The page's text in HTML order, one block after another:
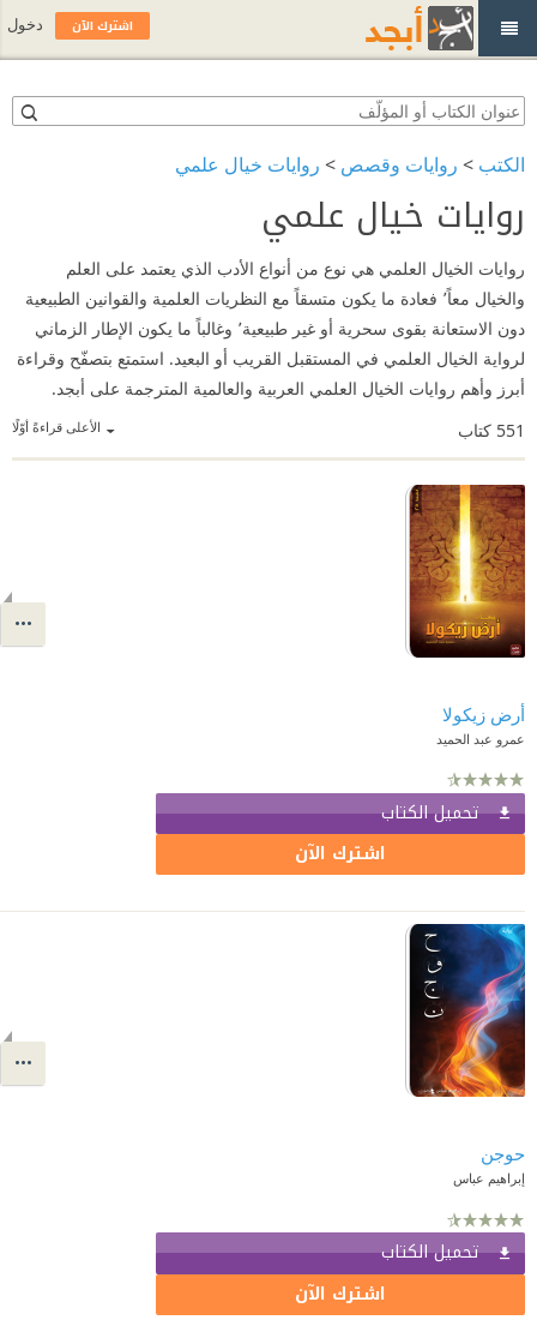
الكتب > روايات وقصص > روايات خيال علمي
روايات خيال علمي
روايات الخيال العلمي هي نوع من أنواع الأدب الذي يعتمد على العلم
والخيال معاً٬ فعادة ما يكون متسقاً مع النظريات العلمية والقوانين الطبيعية
دون الاستعانة بقوى سحرية أو غير طبيعية٬ وغالباً ما يكون الإطار الزماني
لرواية الخيال العلمي في المستقبل القريب أو البعيد. استمتع بتصفّح وقراءة
أبرز وأهم روايات الخيال العلمي العربية والعالمية المترجمة على أبجد.
الأعلى قراءةً أوّلًا 551 كتاب
أرض زيكولا
عمرو عبد الحميد
تحميل الكتاب
اشترك الآن
حوجن
إبراهيم عباس
تحميل الكتاب
اشترك الآن
اشترك الآن دخول